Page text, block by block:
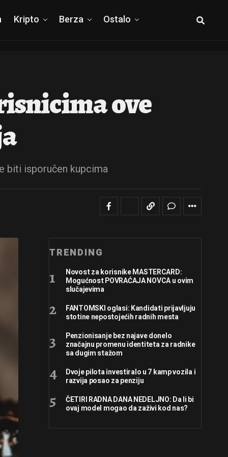
Kripto Berza Ostalo
ove
biti isporučen kupcima
TRENDING
Novost za korisnike MASTERCARD:
Mogućnost POVRAĆAJA NOVCA u ovim
slučajevima
FANTOMSKI oglasi: Kandidati prijavljuju
stotine nepostojećih radnih mesta
Penzionisanje bez najave donelo
značajnu promenu identiteta za radnike
sa dugim stažom
Dvoje pilota investiralo u 7 kamp vozila i
razvija posao za penziju
ČETIRI RADNA DANA NEDELJNO: Da li bi
ovaj model mogao da zaživi kod nas?